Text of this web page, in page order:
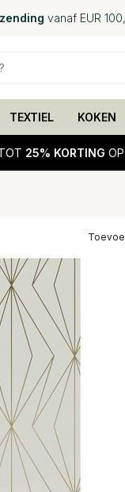
vanaf EUR
TEXTIEL KOKEN
25% KORTING